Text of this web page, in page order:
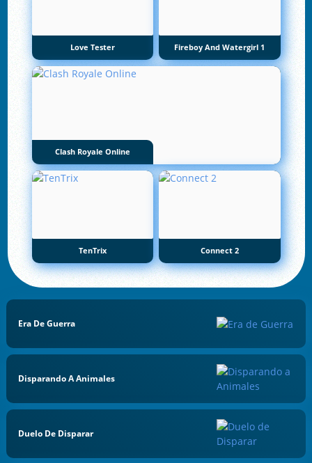
Love Tester Fireboy And Watergirl 1
Clash Royale Online
TenTrix Connect 2
Era De Guerra
Disparando A Animales
Duelo De Disparar